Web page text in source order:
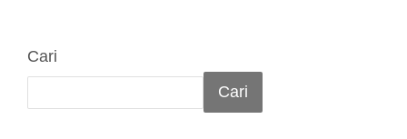
Cari
Cari